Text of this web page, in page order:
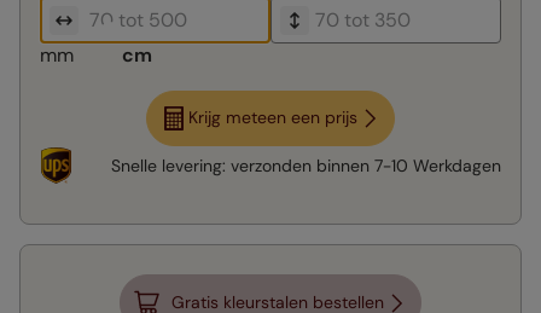
mm cm
Krijg meteen een prijs
Snelle levering: verzonden binnen 7-10 Werkdagen
Gratis kleurstalen bestellen